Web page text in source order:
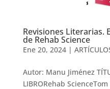
Revisiones Literarias.
de Rehab Science
Ene 20, 2024|
Autor: Manu Jiménez
LIBRORehab